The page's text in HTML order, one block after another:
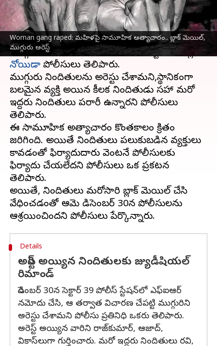
Woman gang raped: మహిళపై సామూహిక అత్యాచారం.. బ్లాక్ మెయిల్,
ముగ్గురు అరెస్ట్
ఈ వార్తాకథనం ఏంటి
నగరంలో 26 ఏళ్ల యువతిపై అత్యాచారానికి పాల్పడిన
ముగ్గురు నిందితులను సోమవారం అరెస్టు చేసినట్లు
నోయిడా పోలీసులు తెలిపారు.
ముగ్గురు నిందితులను అరెస్టు చేశామని,స్థానికంగా
బలమైన వ్యక్తి అయిన కీలక నిందితుడు సహా మరో
ఇద్దరు నిందితులు పరారీలో ఉన్నారని పోలీసులు
తెలిపారు.
ఈ సామూహిక అత్యాచారం కొంతకాలం క్రితం
జరిగింది. అయితే నిందితులు పలుకుబడిన వ్యక్తులు
కావడంతో ఫిర్యాదుదారు వెంటనే పోలీసులకు
ఫిర్యాదు చేయలేదని పోలీసులు ఒక ప్రకటనలో
తెలిపారు.
అయితే, నిందితులు మరోసారి బ్లాక్ మెయిల్ చేసి
వేధించడంతో ఆమె డిసెంబర్ 30న పోలీసులను
Details
అరెస్ట్ అయ్యిన నిందితులకు జ్యుడీషియల్
రిమాండ్
డిసెంబర్ 30న సెక్టార్ 39 పోలీస్ స్టేషన్‌లో ఎఫ్‌ఐఆర్
నమోదు చేసి, ఆ తర్వాత విచారణ చేపట్టి ముగ్గురిని
అరెస్టు చేశామని పోలీసు ప్రతినిధి ఒకరు తెలిపారు.
అరెస్ట్ అయ్యిన వారిని రాజ్‌కుమార్, ఆజాద్,
వికాస్‌లుగా గుర్తించారు. మరో ఇద్దరు నిందితులు రవి,